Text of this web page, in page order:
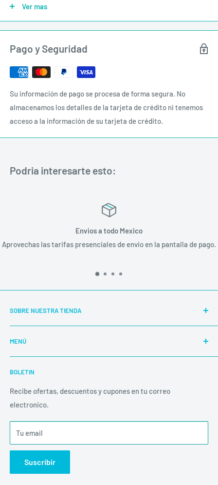
Para las técnicas de infiltración y de bloqueo
Apoyo seguro por su diseño de anillos dobles
Indicación:Infiltración, bloqueo.
Ver mas
Pago y Seguridad
Su información de pago se procesa de forma segura. No
almacenamos los detalles de la tarjeta de crédito ni tenemos
acceso a la información de su tarjeta de crédito.
Podria interesarte esto:
Envios a todo Mexico
Aprovechas las tarifas presenciales de envio en la pantalla de pago.
SOBRE NUESTRA TIENDA
segura.
Las compras de fin de semana o días feriados, son
despachadas al siguiente día hábil.
MENÚ
Buscar
Productos
Políticas
Inicio
Envíos
BOLETIN
Recibe ofertas, descuentos y cupones en tu correo
electronico.
Tu email
Suscribir